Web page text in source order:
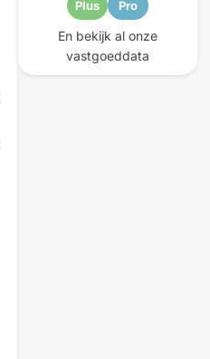
Plus Pro
En bekijk al onze
vastgoeddata